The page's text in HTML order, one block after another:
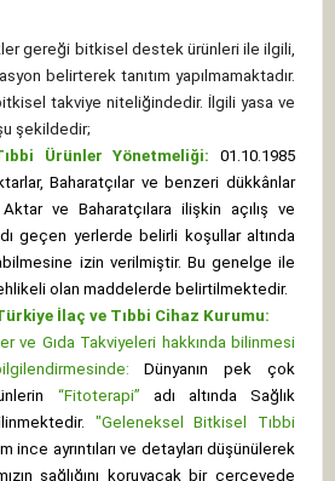
gereği bitkisel destek ürünleri ile ilgili,
belirterek tanıtım yapılmamaktadır.
takviye niteliğindedir. İlgili yasa ve
şekildedir;
Ürünler Yönetmeliği: 01.10.1985
Baharatçılar ve benzeri dükkânlar
ve Baharatçılara ilişkin açılış ve
geçen yerlerde belirli koşullar altında
izin verilmiştir. Bu genelge ile
olan maddelerde belirtilmektedir.
İlaç ve Tıbbi Cihaz Kurumu:
ve Gıda Takviyeleri hakkında bilinmesi
Dünyanın pek çok
“Fitoterapi” adı altında Sağlık
"Geleneksel Bitkisel Tıbbi
ince ayrıntıları ve detayları düşünülerek
sağlığını koruyacak bir çerçevede